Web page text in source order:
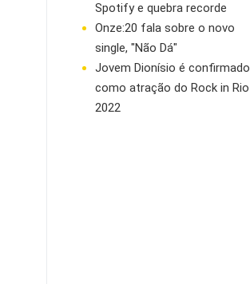
Spotify e quebra recorde
Onze:20 fala sobre o novo
single, "Não Dá"
Jovem Dionísio é confirmado
como atração do Rock in Rio
2022